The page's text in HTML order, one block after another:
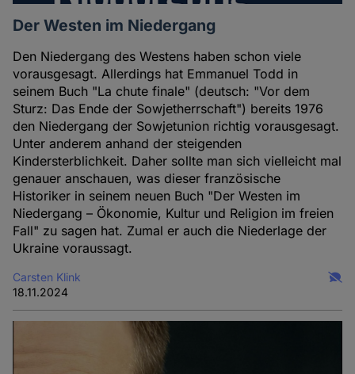
Der Westen im Niedergang
Den Niedergang des Westens haben schon viele
vorausgesagt. Allerdings hat Emmanuel Todd in
seinem Buch "La chute finale" (deutsch: "Vor dem
Sturz: Das Ende der Sowjetherrschaft") bereits 1976
den Niedergang der Sowjetunion richtig vorausgesagt.
Unter anderem anhand der steigenden
Kindersterblichkeit. Daher sollte man sich vielleicht mal
genauer anschauen, was dieser französische
Historiker in seinem neuen Buch "Der Westen im
Niedergang – Ökonomie, Kultur und Religion im freien
Fall" zu sagen hat. Zumal er auch die Niederlage der
Ukraine voraussagt.
Carsten Klink
18.11.2024